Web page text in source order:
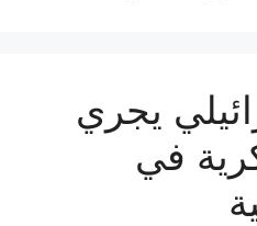
يجري
في